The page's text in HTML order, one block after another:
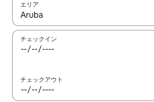
エリア
検索結果が表示されたら、上下の矢印キ
チェックイン
チェックアウト